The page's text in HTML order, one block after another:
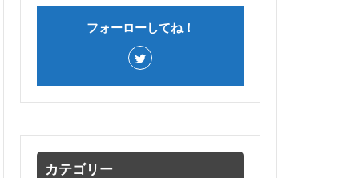
フォーローしてね！
カテゴリー